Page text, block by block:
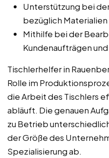
Unterstützung bei
bezüglich
Mithilfe bei der
Kundenaufträgen
Tischlerhelfer in
Rolle im
die Arbeit des Tischlers
abläuft. Die genauen
zu Betrieb
der Größe des
Spezialisierung ab.